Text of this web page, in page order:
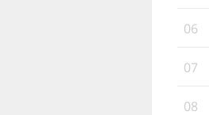
06
07
08